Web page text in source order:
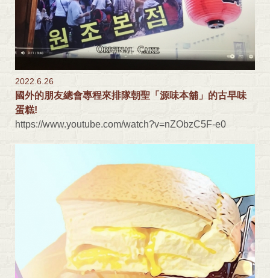
2022.6.26
國外的朋友總會專程來排隊朝聖「源味本舖」的古早味
蛋糕!
https://www.youtube.com/watch?v=nZObzC5F-e0